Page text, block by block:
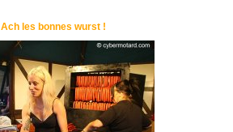
Ach les bonnes wurst !